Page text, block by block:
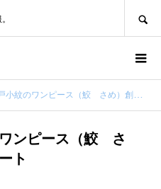
小紋のワンピース（鮫 さめ）創作ノート
ンピース（鮫 さ
ト